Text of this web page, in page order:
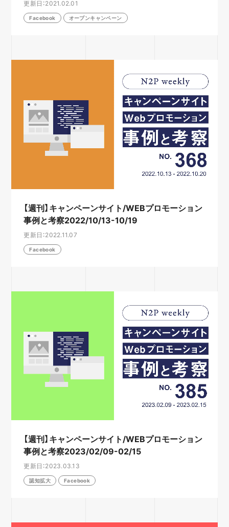
更新日：2021.02.01
Facebook オープンキャンペーン
【週刊】キャンペーンサイト/WEBプロモーション
事例と考察2022/10/13-10/19
更新日：2022.11.07
Facebook
【週刊】キャンペーンサイト/WEBプロモーション
事例と考察2023/02/09-02/15
更新日：2023.03.13
認知拡大 Facebook